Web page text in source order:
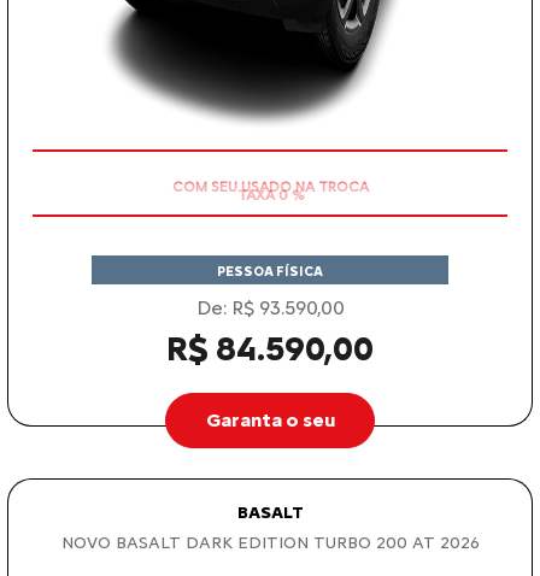
PESSOA FÍSICA
De: R$ 93.590,00
R$ 84.590,00
Garanta o seu
BASALT
NOVO BASALT DARK EDITION TURBO 200 AT 2026